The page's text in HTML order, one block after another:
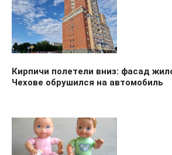
Кирпичи полетели вниз: фасад
Чехове обрушился на автомобиль